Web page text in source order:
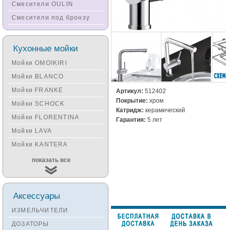
Артикул: 512402
Покрытие: хром
Катридж: керамический
Гарантия: 5 лет
Смесители OULIN
Смесители под бронзу
Кухонные мойки
Мойки OMOIKIRI
Мойки BLANCO
Мойки FRANKE
Мойки SCHOCK
Мойки FLORENTINA
Мойки LAVA
Мойки KANTERA
Мойки KUCHENSTERN
Мойки ALVEUS
Мойки TEKA
Мойки ZORG
Мойки SEAMAN
Мойки ZIGMUND&SHTAIN
показать все
Аксессуары
ИЗМЕЛЬЧИТЕЛИ
ДОЗАТОРЫ